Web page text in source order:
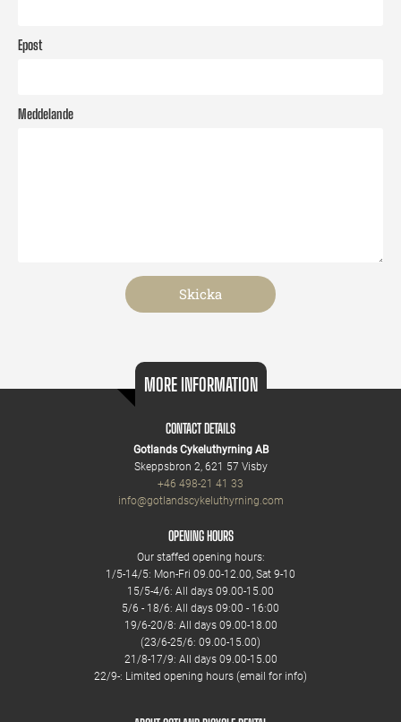
Epost
Meddelande
Skicka
MORE INFORMATION
CONTACT DETAILS
Gotlands Cykeluthyrning AB
Skeppsbron 2, 621 57 Visby
+46 498-21 41 33
info@gotlandscykeluthyrning.com
OPENING HOURS
Our staffed opening hours:
1/5-14/5: Mon-Fri 09.00-12.00, Sat 9-10
15/5-4/6: All days 09.00-15.00
5/6 - 18/6: All days 09:00 - 16:00
19/6-20/8: All days 09.00-18.00
(23/6-25/6: 09.00-15.00)
21/8-17/9: All days 09.00-15.00
22/9-: Limited opening hours (email for info)